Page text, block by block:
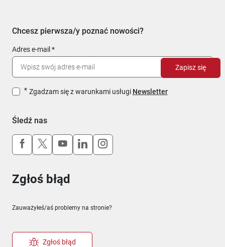
Chcesz pierwsza/y poznać nowości?
Adres e-mail
Zgadzam się z warunkami usługi Newsletter
Zapisz się
Śledź nas
Uwaga, link otworzy się w nowym oknie
Uwaga, link otworzy się w nowym oknie
Uwaga, link otworzy się w nowym
Uwaga, link otworzy się w
Uwaga, link otworzy się w
Zgłoś błąd
Zauważyłeś/aś problemy na stronie?
Zgłoś błąd